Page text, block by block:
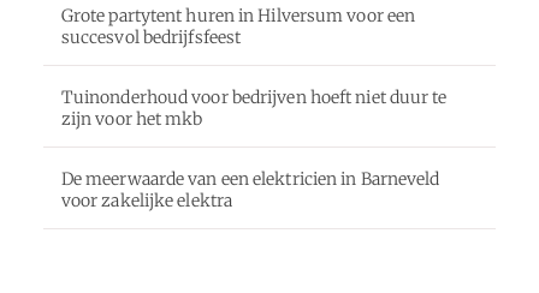
Grote partytent huren in Hilversum voor een
succesvol bedrijfsfeest
Tuinonderhoud voor bedrijven hoeft niet duur te
zijn voor het mkb
De meerwaarde van een elektricien in Barneveld
voor zakelijke elektra